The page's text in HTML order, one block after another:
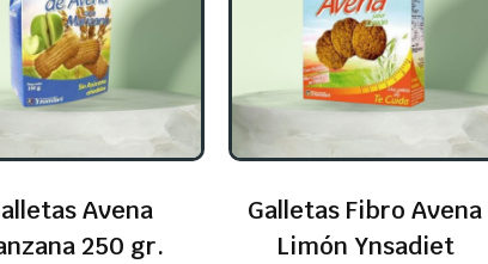
Avena
250 gr.
Galletas Fibro Avena
Limón Ynsadiet